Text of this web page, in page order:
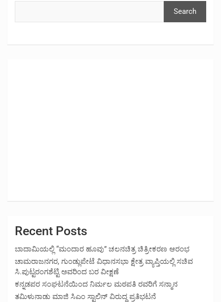
Search
Recent Posts
ಬಾದಾಮಿಯಲ್ಲಿ “ಮಂದಾರ ಹೂವು” ಚಲನಚಿತ್ರ ಚಿತ್ರೀಕರಣ ಆರಂಭ
ಚಾಮರಾಜನಗರ, ಗುಂಡ್ಲುಪೇಟೆ ವಿಧಾನಸಭಾ ಕ್ಷೇತ್ರ ವ್ಯಾಪ್ತಿಯಲ್ಲಿ ಸಚಿವ
ಸಿ.ಪುಟ್ಟರಂಗಶೆಟ್ಟಿ ಅವರಿಂದ ಬರ ವೀಕ್ಷಣೆ
ಕನ್ನಡಪರ ಸಂಘಟನೆಯಿಂದ ನಿರ್ಮಲ ಮಠಪತಿ ರವರಿಗೆ ಸನ್ಮಾನ
ತಮಿಳುನಾಡು ಮಾಜಿ ಸಿಎಂ ಸ್ಟಾಲಿನ್ ವಿರುದ್ದ ಪ್ರತಿಭಟನೆ